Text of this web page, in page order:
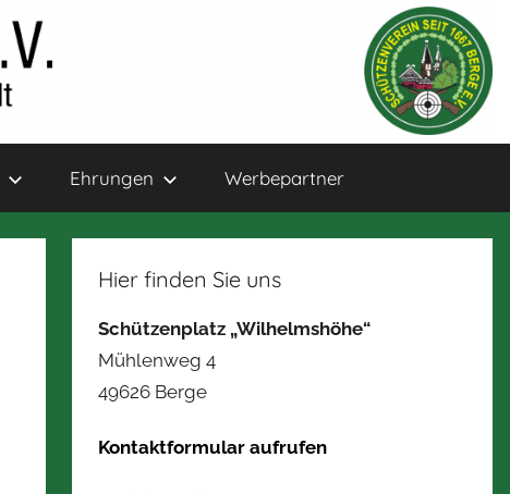
Ehrungen Werbepartner
Hier finden Sie uns
Schützenplatz „Wilhelmshöhe“
Mühlenweg 4
49626 Berge
Kontaktformular aufrufen